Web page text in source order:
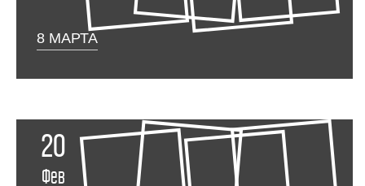
8 МАРТА
20
Фев